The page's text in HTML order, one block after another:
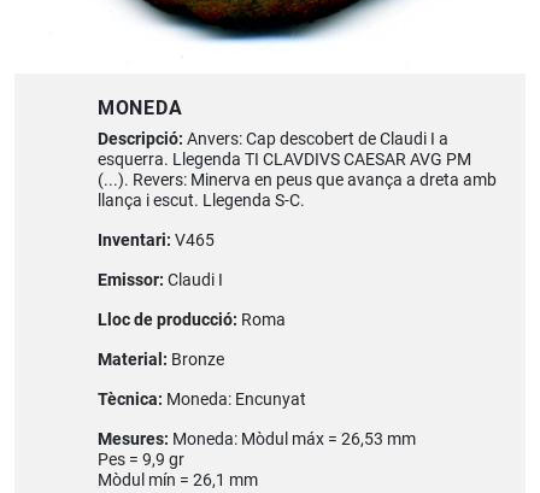
MONEDA
Descripció: Anvers: Cap descobert de Claudi I a
esquerra. Llegenda TI CLAVDIVS CAESAR AVG PM
(...). Revers: Minerva en peus que avança a dreta amb
llança i escut. Llegenda S-C.
Inventari: V465
Emissor: Claudi I
Lloc de producció: Roma
Material: Bronze
Tècnica: Moneda: Encunyat
Mesures: Moneda: Mòdul máx = 26,53 mm
Pes = 9,9 gr
Mòdul mín = 26,1 mm